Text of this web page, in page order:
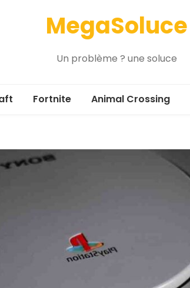
MegaSoluce
Un problème ? une soluce
Fortnite Animal Crossing